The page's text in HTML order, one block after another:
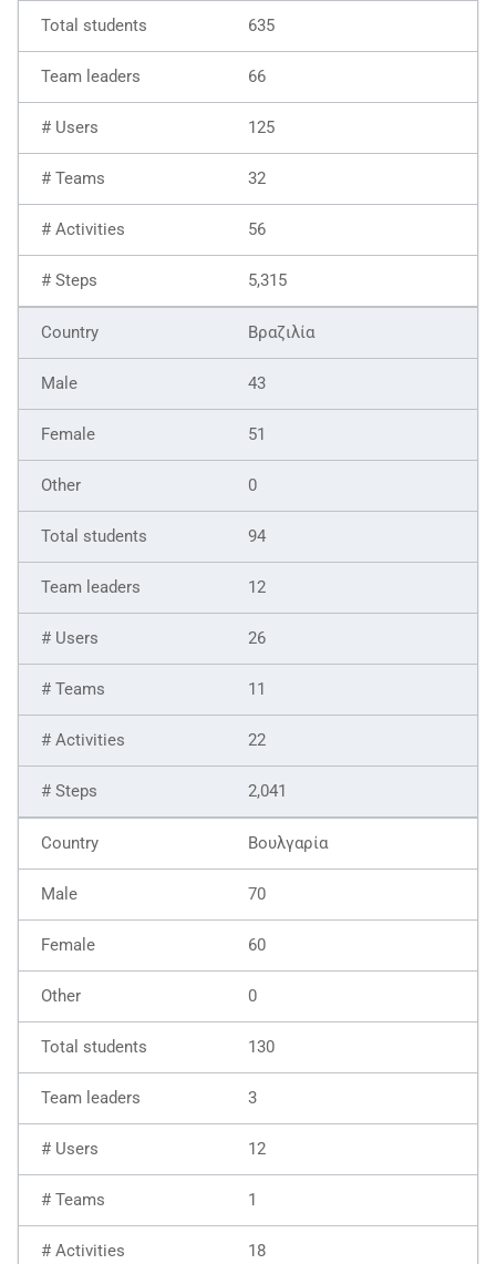
635
66
125
32
56
5,315
Βραζιλία
43
51
0
94
12
26
11
22
2,041
Βουλγαρία
70
60
0
130
3
12
1
18